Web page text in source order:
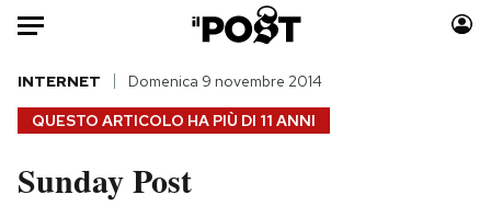
Auto
HOME
Italia
QUESTO ARTICOLO HA PIÙ DI 11 ANNI
INTERNET Domenica 9 novembre 2014
Sunday Post